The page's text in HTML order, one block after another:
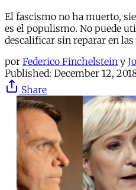
El fascismo no ha muerto,
es el populismo. No puede
descalificar sin reparar en
por Federico Finchelstein y
Published: December 12,
Share